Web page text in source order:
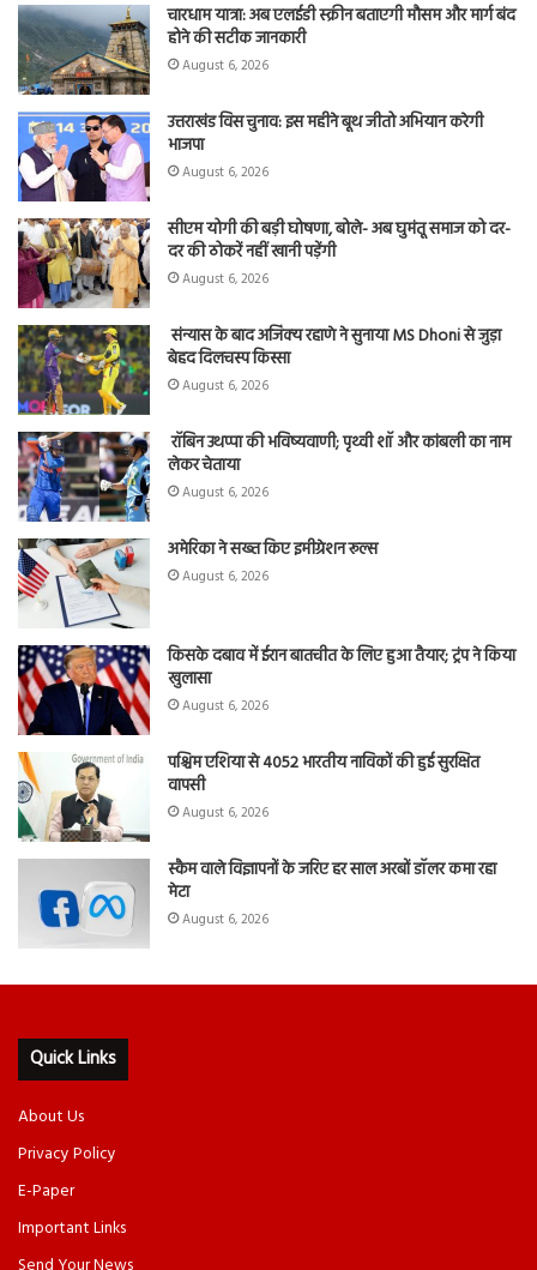
चारधाम यात्रा: अब एलईडी स्क्रीन बताएगी मौसम और मार्ग बंद
होने की सटीक जानकारी
August 6, 2026
उत्तराखंड विस चुनाव: इस महीने बूथ जीतो अभियान करेगी
भाजपा
August 6, 2026
सीएम योगी की बड़ी घोषणा, बोले- अब घुमंतू समाज को दर-
दर की ठोकरें नहीं खानी पड़ेंगी
August 6, 2026
संन्यास के बाद अजिंक्‍य रहाणे ने सुनाया MS Dhoni से जुड़ा
बेहद दिलचस्प किस्सा
August 6, 2026
रॉबिन उथप्पा की भविष्यवाणी; पृथ्वी शॉ और कांबली का नाम
लेकर चेताया
August 6, 2026
अमेरिका ने सख्त किए इमीग्रेशन रूल्स
August 6, 2026
किसके दबाव में ईरान बातचीत के लिए हुआ तैयार; ट्रंप ने किया
खुलासा
August 6, 2026
पश्चिम एशिया से 4052 भारतीय नाविकों की हुई सुरक्षित
वापसी
August 6, 2026
स्कैम वाले विज्ञापनों के जरिए हर साल अरबों डॉलर कमा रहा
मेटा
August 6, 2026
Quick Links
About Us
Privacy Policy
E-Paper
Important Links